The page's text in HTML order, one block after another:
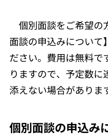
個別面談をご希望の
面談の申込みについて
ださい。費用は無料で
りますので、予定数
添えない場合がありま
個別面談の申込み